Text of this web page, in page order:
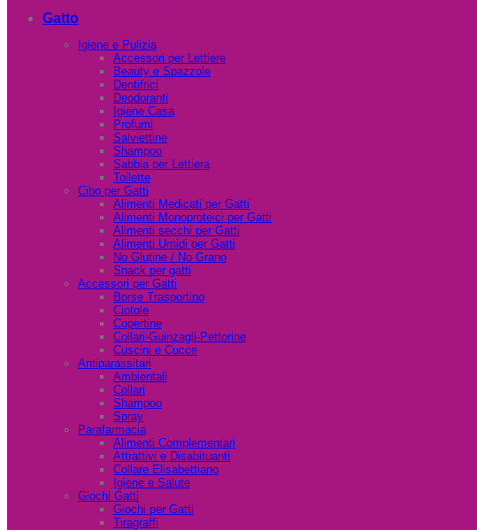
Gatto
Igiene e Pulizia
Accessori per Lettiere
Beauty e Spazzole
Dentifrici
Deodoranti
Igiene Casa
Profumi
Salviettine
Shampoo
Sabbia per Lettiera
Toilette
Cibo per Gatti
Alimenti Medicati per Gatti
Alimenti Monoproteici per Gatti
Alimenti secchi per Gatti
Alimenti Umidi per Gatti
No Glutine / No Grano
Snack per gatti
Accessori per Gatti
Borse Trasportino
Ciotole
Copertine
Collari-Guinzagli-Pettorine
Cuscini e Cucce
Antiparassitari
Ambientali
Collari
Shampoo
Spray
Parafarmacia
Alimenti Complementari
Attrattivi e Disabituanti
Collare Elisabettiano
Igiene e Salute
Giochi Gatti
Giochi per Gatti
Tiragraffi